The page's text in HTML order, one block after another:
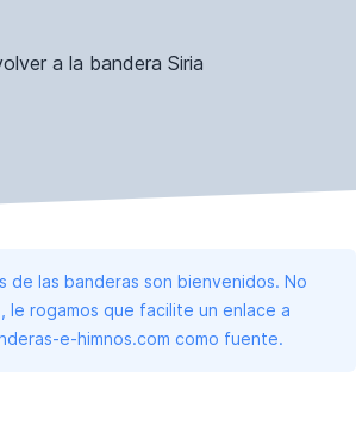
a la bandera Siria
de las banderas son bienvenidos. No
le rogamos que facilite un enlace a
e-himnos.com como fuente.